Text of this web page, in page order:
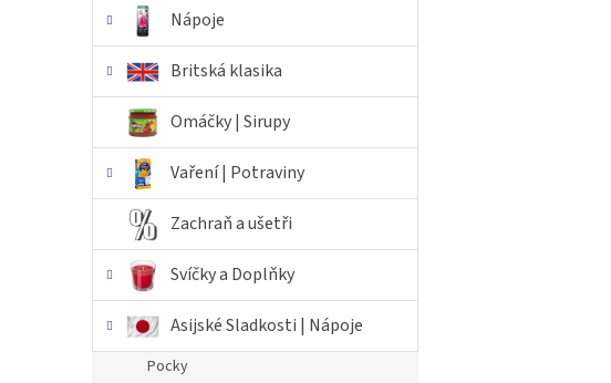
Nápoje
Britská klasika
Omáčky | Sirupy
Vaření | Potraviny
Zachraň a ušetři
Svíčky a Doplňky
Asijské Sladkosti | Nápoje
Pocky